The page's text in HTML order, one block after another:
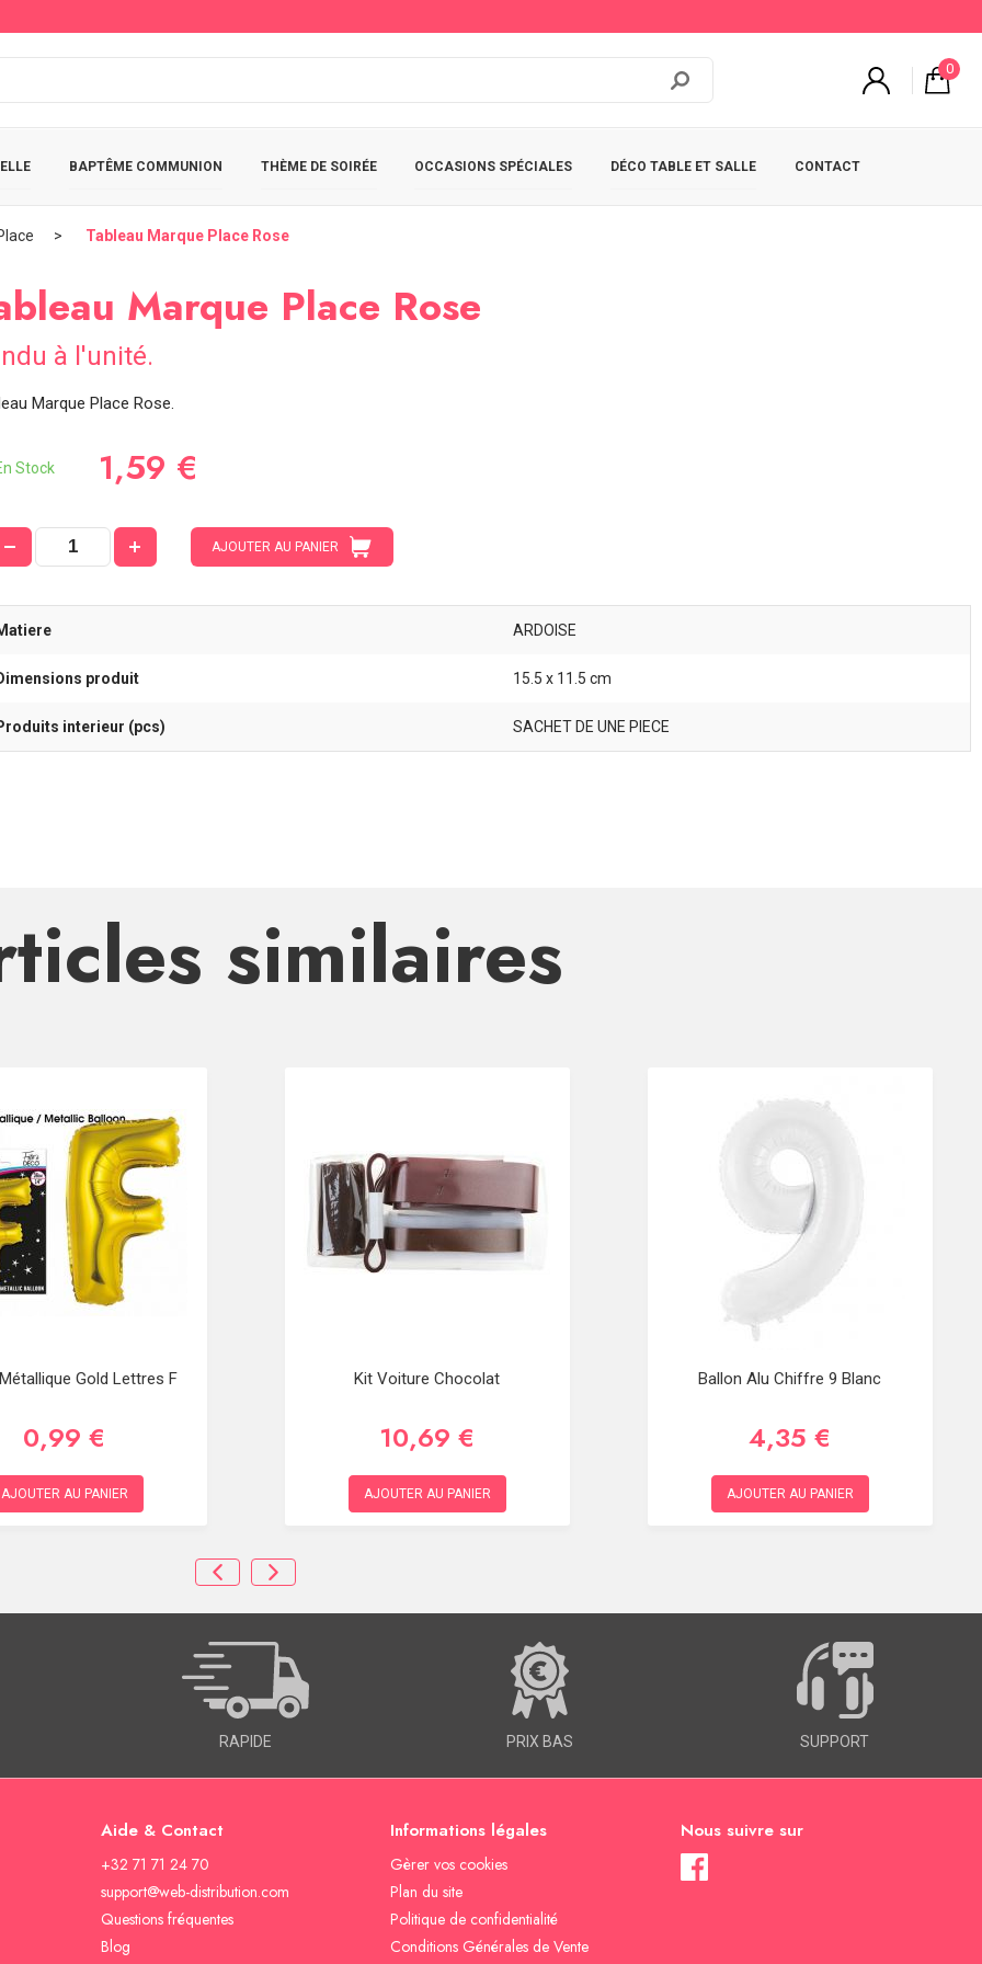
0
BAPTÊME COMMUNION THÈME DE SOIRÉE OCCASIONS SPÉCIALES DÉCO TABLE ET SALLE CONTACT
Tableau Marque Place Rose
Marque Place Rose
à l'unité.
Marque Place Rose.
Stock 1,59 €
AJOUTER AU PANIER
ARDOISE
produit 15.5 x 11.5 cm
interieur (pcs) SACHET DE UNE PIECE
similaires
Gold Lettres F
0,99 €
AJOUTER AU PANIER
Kit Voiture Chocolat
10,69 €
AJOUTER AU PANIER
Ballon Alu Chiffre 9 Blanc
4,35 €
AJOUTER AU PANIER
RAPIDE PRIX BAS SUPPORT
Aide & Contact
+32 71 71 24 70
support@web-distribution.com
Questions fréquentes
Blog
Informations légales
Gèrer vos cookies
Plan du site
Politique de confidentialité
Conditions Générales de Vente
Nous suivre sur